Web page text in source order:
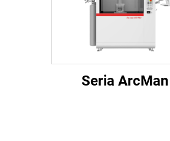
Seria ArcMan